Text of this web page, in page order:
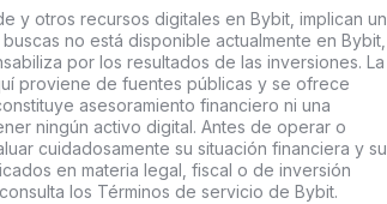
y otros recursos digitales en Bybit, implican un
no está disponible actualmente en Bybit,
por los resultados de las inversiones. La
proviene de fuentes públicas y se ofrece
asesoramiento financiero ni una
ningún activo digital. Antes de operar o
cuidadosamente su situación financiera y su
en materia legal, fiscal o de inversión
los Términos de servicio de Bybit.